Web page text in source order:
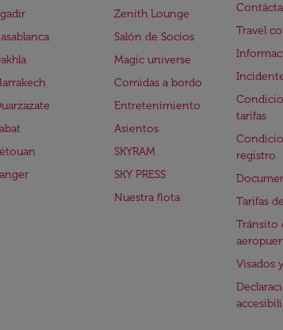
Zenith Lounge
Salón de Socios
Magic universe
Comidas a bordo
Entretenimiento
Asientos
SKYRAM
SKY PRESS
Nuestra flota
Travel
tarifas
registro
Tarifas
Tránsito
Visados